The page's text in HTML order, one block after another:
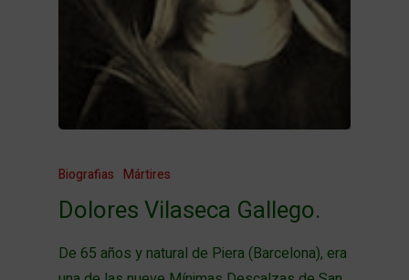
Biografias Mártires
Dolores Vilaseca Gallego.
De 65 años y natural de Piera (Barcelona), era